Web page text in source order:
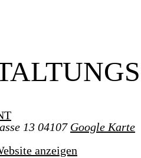
13 04107 Google Karte
anzeigen